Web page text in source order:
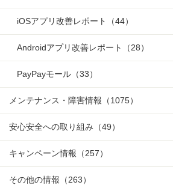
iOSアプリ改善レポート （44）
Androidアプリ改善レポート （28）
PayPayモール （33）
メンテナンス・障害情報 （1075）
安心安全への取り組み （49）
キャンペーン情報 （257）
その他の情報 （263）